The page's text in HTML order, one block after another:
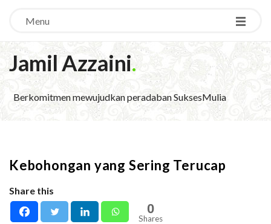
Menu
Jamil Azzaini.
Berkomitmen mewujudkan peradaban SuksesMulia
Kebohongan yang Sering Terucap
Share this
0
Shares